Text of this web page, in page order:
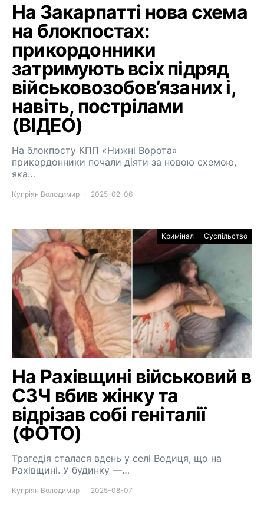
На Закарпатті нова схема
на блокпостах:
прикордонники
затримують всіх підряд
військовозобов’язаних і,
навіть, пострілами
(ВІДЕО)
На блокпосту КПП «Нижні Ворота»
прикордонники почали діяти за новою схемою,
яка…
Купріян Володимир 2025-02-06
Кримінал Суспільство
На Рахівщині військовий в
СЗЧ вбив жінку та
відрізав собі геніталії
(ФОТО)
Трагедія сталася вдень у селі Водиця, що на
Рахівщині. У будинку —…
Купріян Володимир 2025-08-07